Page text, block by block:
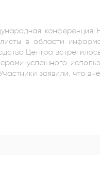
конференция
в области
успешного
заявили, что
образовательные